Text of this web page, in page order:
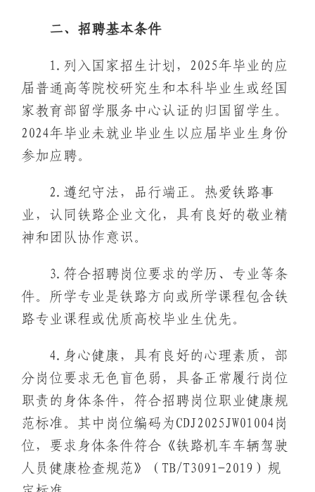
二、招聘基本条件
1.列入国家招生计划，2025年毕业的应
届普通高等院校研究生和本科毕业生或经国
家教育部留学服务中心认证的归国留学生。
2024年毕业未就业毕业生以应届毕业生身份
参加应聘。
2.遵纪守法，品行端正。热爱铁路事
业，认同铁路企业文化，具有良好的敬业精
神和团队协作意识。
3.符合招聘岗位要求的学历、专业等条
件。所学专业是铁路方向或所学课程包含铁
路专业课程或优质高校毕业生优先。
4.身心健康，具有良好的心理素质，部
分岗位要求无色盲色弱，具备正常履行岗位
职责的身体条件，符合招聘岗位职业健康规
范标准。其中岗位编码为CDJ2025JW01004岗
位，要求身体条件符合《铁路机车车辆驾驶
人员健康检查规范》（TB/T3091-2019）规